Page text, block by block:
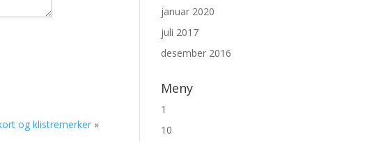
og klistremerker »
januar 2020
juli 2017
desember 2016
Meny
1
10